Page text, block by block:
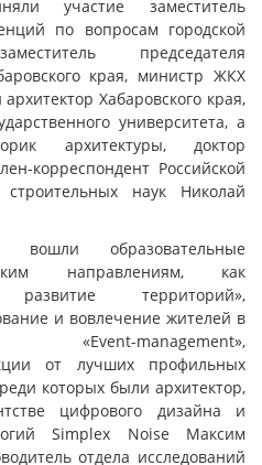
участие заместитель
по вопросам городской
председателя
края, министр ЖКХ
Хабаровского края,
университета, а
архитектуры, доктор
корреспондент Российской
наук Николай
образовательные
направлениям, как
территорий»,
и вовлечение жителей в
management»,
от лучших профильных
которых были архитектор,
цифрового дизайна и
Simplex Noise Максим
отдела исследований